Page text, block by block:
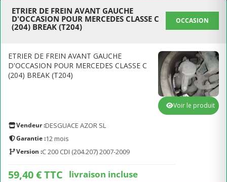
ETRIER DE FREIN AVANT GAUCHE
D'OCCASION POUR MERCEDES CLASSE C
(204) BREAK (T204)
OCCASION
ETRIER DE FREIN AVANT GAUCHE
D'OCCASION POUR MERCEDES CLASSE C
(204) BREAK (T204)
Vendeur :DESGUACE AZOR SL
Garantie :12 mois
Version :C 200 CDI (204.207) 2007-2009
59,40 € TTC livraison incluse
Voir le produit